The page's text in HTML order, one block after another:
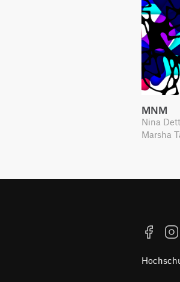
MNM
Nina
Marsha
Facebook